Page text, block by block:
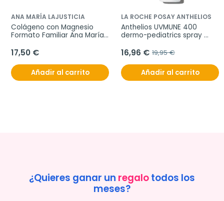
ANA MARÍA LAJUSTICIA
Colágeno con Magnesio
Formato Familiar Ana María
17,50 €
Añadir al carrito
LA ROCHE POSAY ANTHELIOS
Anthelios UVMUNE 400
dermo-pediatrics spray
16,96 € 19,95 €
Añadir al carrito
¿Quieres ganar un regalotodos los
meses?